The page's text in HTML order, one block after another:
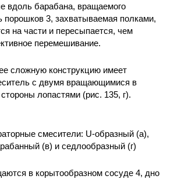
вдоль барабана, вращаемого
порошков 3, захватываемая полками,
на части и пересыпается, чем
перемешивание.
сложную конструкцию имеет
с двумя вращающимися в
лопастями (рис. 135, г).
смесители: U-образный (а),
(в) и седлообразный (г)
в корытообразном сосуде 4, дно